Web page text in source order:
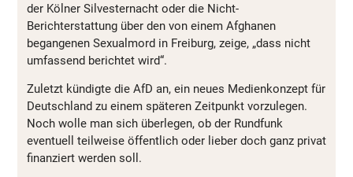
der Kölner Silvesternacht oder die Nicht-
Berichterstattung über den von einem Afghanen
begangenen Sexualmord in Freiburg, zeige, „dass nicht
umfassend berichtet wird“.
Zuletzt kündigte die AfD an, ein neues Medienkonzept für
Deutschland zu einem späteren Zeitpunkt vorzulegen.
Noch wolle man sich überlegen, ob der Rundfunk
eventuell teilweise öffentlich oder lieber doch ganz privat
finanziert werden soll.